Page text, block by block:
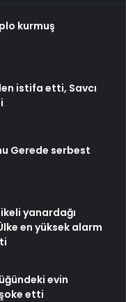
kurmuş
istifa etti, Savcı
Gerede serbest
yanardağı
en yüksek alarm
evin
etti